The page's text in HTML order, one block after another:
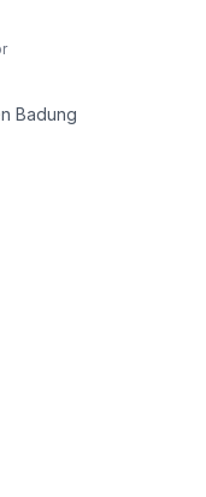
Badung